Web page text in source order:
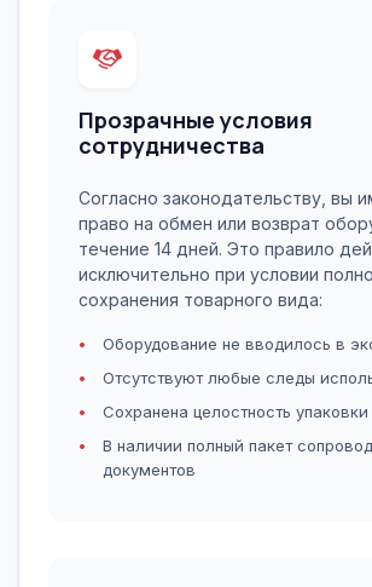
Прозрачные условия
сотрудничества
Согласно законодательству, вы
право на обмен или возврат
течение 14 дней. Это правило
исключительно при условии
сохранения товарного вида:
Оборудование не вводилось в
Отсутствуют любые следы
Сохранена целостность
В наличии полный пакет
документов